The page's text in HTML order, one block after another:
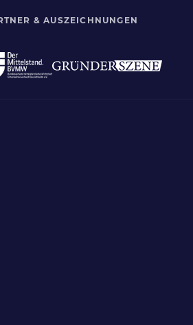
& AUSZEICHNUNGEN